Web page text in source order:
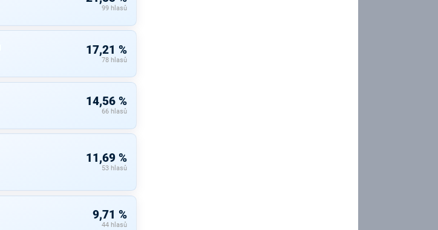
99 hlasů
17,21 %
78 hlasů
14,56 %
66 hlasů
11,69 %
53 hlasů
9,71 %
44 hlasů